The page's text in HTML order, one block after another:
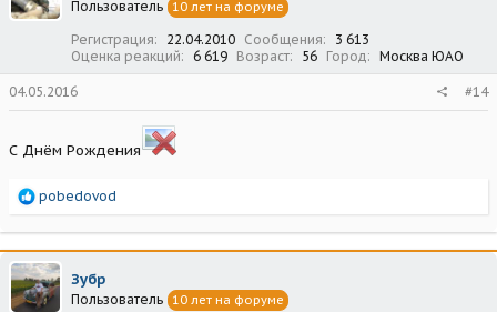
и
Пользователь 10 лет на форуме
Регистрация 22.04.2010 Сообщения
3 613
Оценка реакций
6 619 Возраст 56 Город Москва ЮАО
04.05.2016 #14
С Днём Рождения
Р
а
к
ц
и
и
pobedovod
Зубр
Пользователь 10 лет на форуме